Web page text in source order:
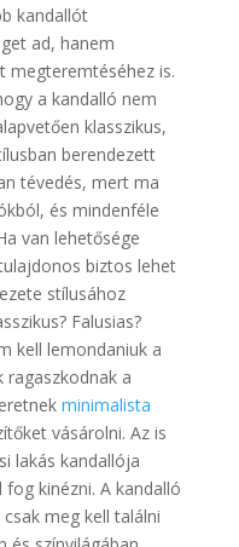
kandallót
ad, hanem
megteremtéséhez is.
a kandalló nem
klasszikus,
berendezett
tévedés, mert ma
és mindenféle
van lehetősége
biztos lehet
stílusához
Falusias?
kell lemondaniuk a
ragaszkodnak a
minimalista
vásárolni. Az is
lakás kandallója
kinézni. A kandalló
meg kell találni